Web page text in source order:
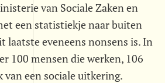
van Sociale Zaken en
een statistiekje naar buiten
eveneens nonsens is. In
100 mensen die werken, 106
een sociale uitkering.